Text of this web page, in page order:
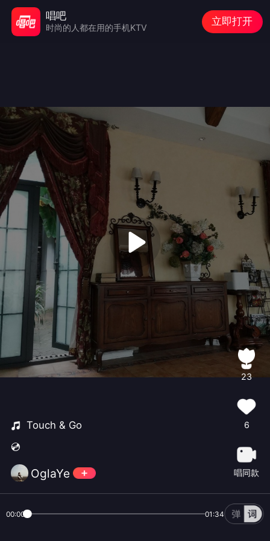
Touch & Go
💿
OglaYe
23
6
唱同款
00:00 01:34
唱吧
时尚的人都在用的手机KTV
立即打开